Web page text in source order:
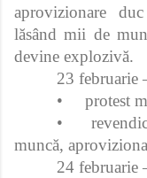
aprovizionare
lăsând mii de
devine explozivă.
23 februarie
•
protest
•
muncă,
24 februarie